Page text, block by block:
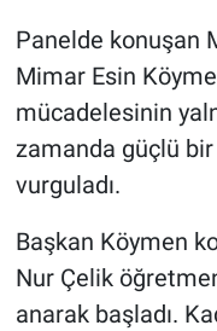
Panelde konuşan
Mimar Esin
mücadelesinin
zamanda güçlü
vurguladı.
Başkan Köymen
Nur Çelik
anarak başladı.